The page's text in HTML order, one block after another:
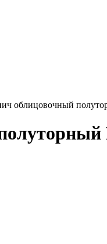
облицовочный